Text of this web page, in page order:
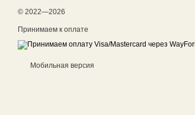
© 2022—2026
Принимаем к оплате
Мобильная версия